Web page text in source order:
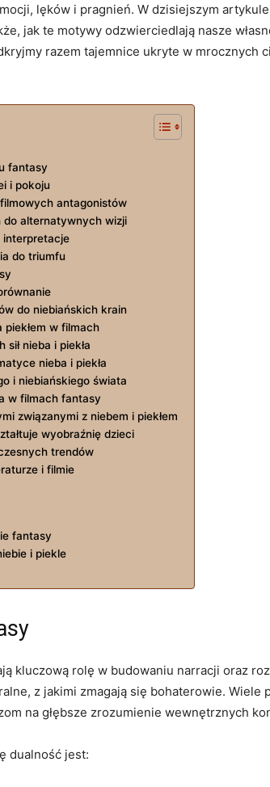
lęków i pragnień. W dzisiejszym
jak te motywy odzwierciedlają nasze
razem tajemnice ukryte w mrocznych
fantasy
i pokoju
antagonistów
do alternatywnych wizji
interpretacje
do triumfu
do niebiańskich krain
w filmach
nieba i piekła
nieba i piekła
i niebiańskiego świata
w filmach fantasy
związanymi z niebem i piekłem
wyobraźnię dzieci
trendów
i filmie
fantasy
i piekle
kluczową rolę w budowaniu narracji oraz
z jakimi zmagają się bohaterowie.
na głębsze zrozumienie wewnętrznych
dualność jest: